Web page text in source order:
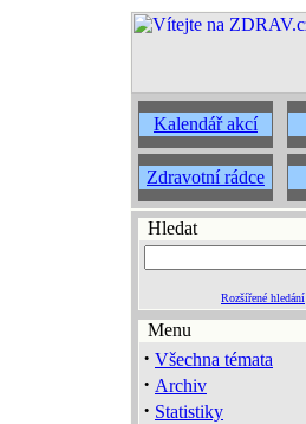
Kalendář akcí
Zdravotní rádce
Hledat
Rozšířené hledání
Menu
· Všechna témata
· Archiv
· Statistiky